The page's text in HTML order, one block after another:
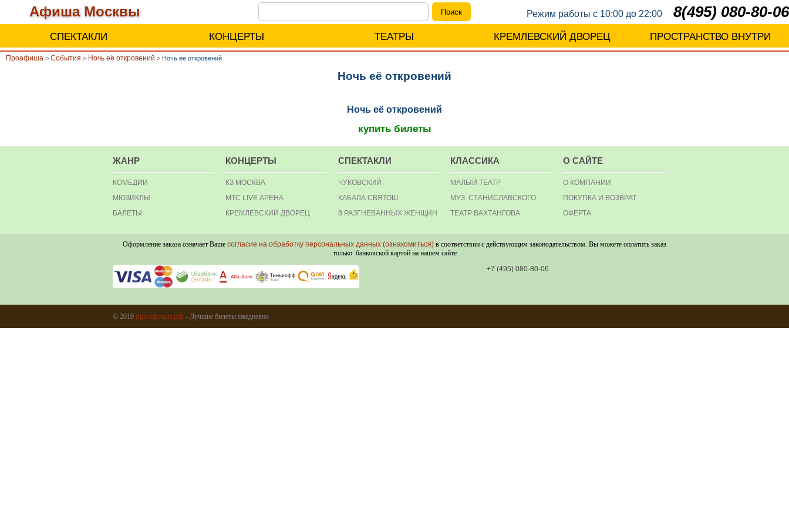
Афиша Москвы Режим работы с 10:00 до 22:00 8(495) 080-80-06
СПЕКТАКЛИ КОНЦЕРТЫ ТЕАТРЫ КРЕМЛЕВСКИЙ ДВОРЕЦ ПРОСТРАНСТВО ВНУТРИ
Проафиша > События > Ночь её откровений > Ночь её откровений
Ночь её откровений
Ночь её откровений
купить билеты
ЖАНР
КОМЕДИИ
МЮЗИКЛЫ
БАЛЕТЫ
КОНЦЕРТЫ
КЗ МОСКВА
МТС LIVE АРЕНА
КРЕМЛЕВСКИЙ ДВОРЕЦ
СПЕКТАКЛИ
ЧУКОВСКИЙ
КАБАЛА СВЯТОШ
8 РАЗГНЕВАННЫХ ЖЕНЩИН
КЛАССИКА
МАЛЫЙ ТЕАТР
МУЗ. СТАНИСЛАВСКОГО
ТЕАТР ВАХТАНГОВА
О САЙТЕ
О КОМПАНИИ
ПОКУПКА И ВОЗВРАТ
ОФЕРТА
Оформление заказа означает Ваше согласие на обработку персональных данных (ознакомиться) в соответствии с действующим законодательством. Вы можете оплатить заказ
только банковской картой на нашем сайте
+7 (495) 080-80-06
© 2019 проафиша.рф - Лучшие билеты ежедневно